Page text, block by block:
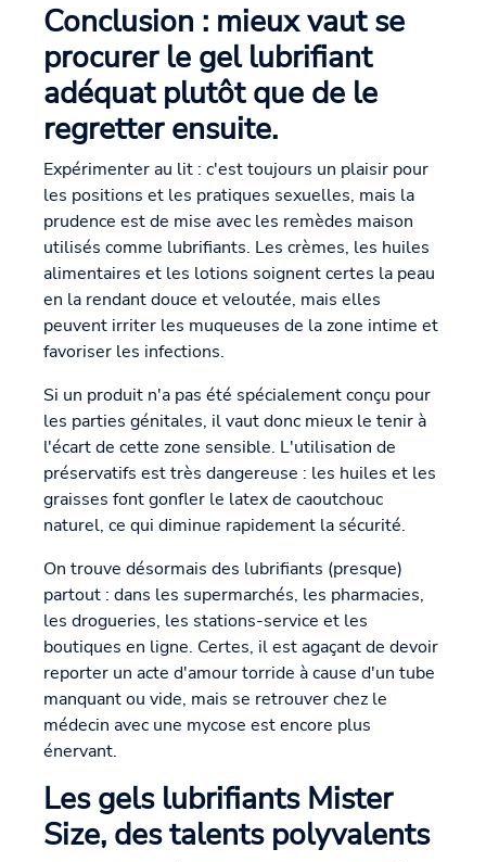
Conclusion : mieux vaut se
procurer le gel lubrifiant
adéquat plutôt que de le
regretter ensuite.
Expérimenter au lit : c'est toujours un plaisir pour
les positions et les pratiques sexuelles, mais la
prudence est de mise avec les remèdes maison
utilisés comme lubrifiants. Les crèmes, les huiles
alimentaires et les lotions soignent certes la peau
en la rendant douce et veloutée, mais elles
peuvent irriter les muqueuses de la zone intime et
favoriser les infections.
Si un produit n'a pas été spécialement conçu pour
les parties génitales, il vaut donc mieux le tenir à
l'écart de cette zone sensible. L'utilisation de
préservatifs est très dangereuse : les huiles et les
graisses font gonfler le latex de caoutchouc
naturel, ce qui diminue rapidement la sécurité.
On trouve désormais des lubrifiants (presque)
partout : dans les supermarchés, les pharmacies,
les drogueries, les stations-service et les
boutiques en ligne. Certes, il est agaçant de devoir
reporter un acte d'amour torride à cause d'un tube
manquant ou vide, mais se retrouver chez le
médecin avec une mycose est encore plus
énervant.
Les gels lubrifiants Mister
Size, des talents polyvalents